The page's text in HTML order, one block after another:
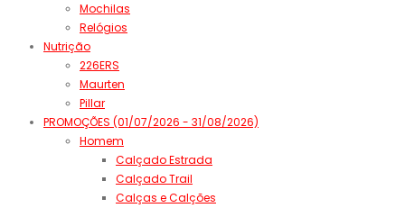
Mochilas
Relógios
Nutrição
226ERS
Maurten
Pillar
PROMOÇÕES (01/07/2026 - 31/08/2026)
Homem
Calçado Estrada
Calçado Trail
Calças e Calções